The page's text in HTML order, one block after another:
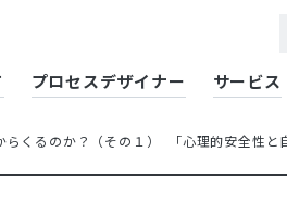
プロセスデザイナー サービス
らくるのか？（その１） ​​​​ 「心理的安全性と